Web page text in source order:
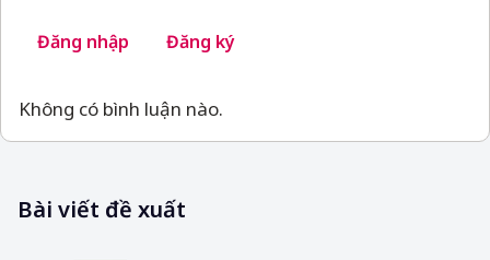
Đăng nhập Đăng ký
Không có bình luận nào.
Bài viết đề xuất